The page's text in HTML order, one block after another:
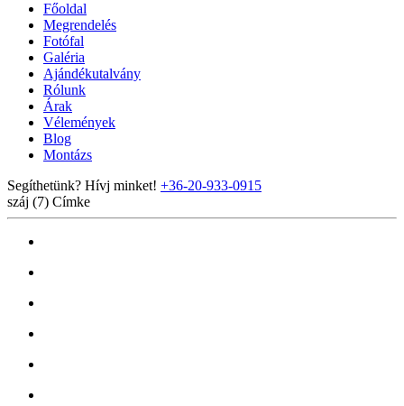
Főoldal
Megrendelés
Fotófal
Galéria
Ajándékutalvány
Rólunk
Árak
Vélemények
Blog
Montázs
Segíthetünk? Hívj minket! +36-20-933-0915
száj (7) Címke